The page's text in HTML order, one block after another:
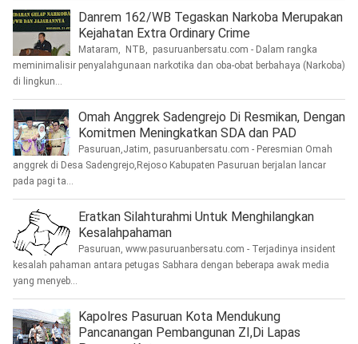
Danrem 162/WB Tegaskan Narkoba Merupakan
Kejahatan Extra Ordinary Crime
Mataram, NTB, pasuruanbersatu.com - Dalam rangka
meminimalisir penyalahgunaan narkotika dan oba-obat berbahaya (Narkoba)
di lingkun...
Omah Anggrek Sadengrejo Di Resmikan, Dengan
Komitmen Meningkatkan SDA dan PAD
Pasuruan,Jatim, pasuruanbersatu.com - Peresmian Omah
anggrek di Desa Sadengrejo,Rejoso Kabupaten Pasuruan berjalan lancar
pada pagi ta...
Eratkan Silahturahmi Untuk Menghilangkan
Kesalahpahaman
Pasuruan, www.pasuruanbersatu.com - Terjadinya insident
kesalah pahaman antara petugas Sabhara dengan beberapa awak media
yang menyeb...
Kapolres Pasuruan Kota Mendukung
Pancanangan Pembangunan ZI,Di Lapas